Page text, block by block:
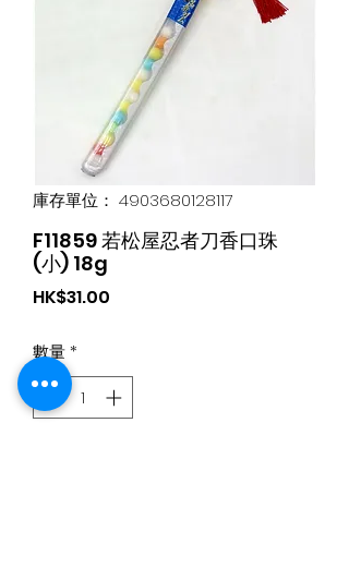
庫存單位： 4903680128117
F11859 若松屋忍者刀香口珠
(小) 18g
HK$31.00
數量*